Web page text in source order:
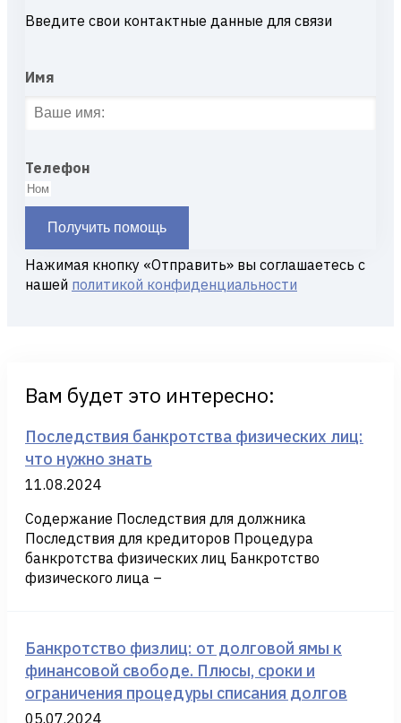
Введите свои контактные данные для связи
Имя
Телефон
Получить помощь
Нажимая кнопку «Отправить» вы соглашаетесь с
нашей политикой конфиденциальности
Вам будет это интересно:
Последствия банкротства физических лиц:
что нужно знать
11.08.2024
Содержание Последствия для должника
Последствия для кредиторов Процедура
банкротства физических лиц Банкротство
физического лица –
Банкротство физлиц: от долговой ямы к
финансовой свободе. Плюсы, сроки и
ограничения процедуры списания долгов
05.07.2024